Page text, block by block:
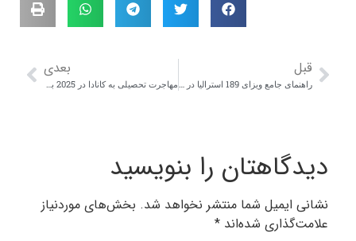
قبل
راهنمای جامع ویزای 189 استرالیا در سال 2025 | مهاجرت کاری بدون اسپانسر مهاجرت تحصیلی به کانادا در 2025 برای دانشجویان بین‌المللی
را بنویسید
ایمیل شما منتشر نخواهد شد. بخش‌های موردنیاز
شده‌اند*